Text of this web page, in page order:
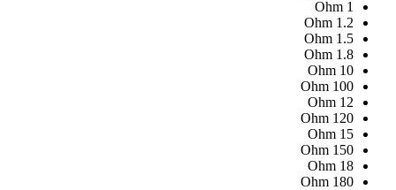
1
Ohm
1.2
Ohm
1.5
Ohm
1.8
Ohm
10
Ohm
100
Ohm
12
Ohm
120
Ohm
15
Ohm
150
Ohm
18
Ohm
180
Ohm